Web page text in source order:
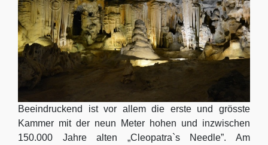
Beeindruckend ist vor allem die erste und grösste
Kammer mit der neun Meter hohen und inzwischen
150.000 Jahre alten „Cleopatra`s Needle”. Am